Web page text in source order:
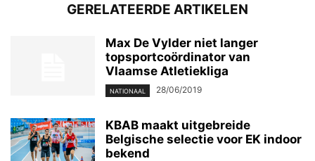
GERELATEERDE ARTIKELEN
Max De Vylder niet langer
topsportcoördinator van
Vlaamse Atletiekliga
NATIONAAL 28/06/2019
KBAB maakt uitgebreide
Belgische selectie voor EK indoor
bekend